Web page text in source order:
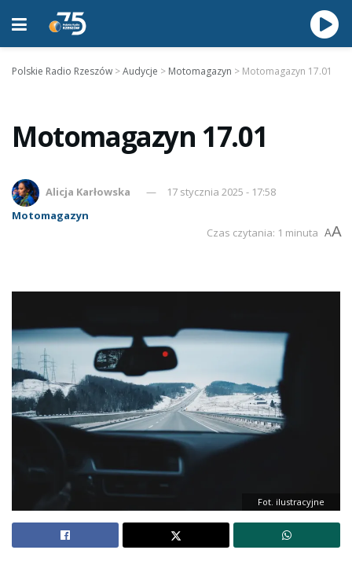
Polskie Radio Rzeszów >Audycje > Motomagazyn > Motomagazyn 17.01
Motomagazyn 17.01
Alicja Karłowska
17 stycznia 2025 - 17:58
Motomagazyn
Czas czytania: 1 minuta AA
Fot. ilustracyjne